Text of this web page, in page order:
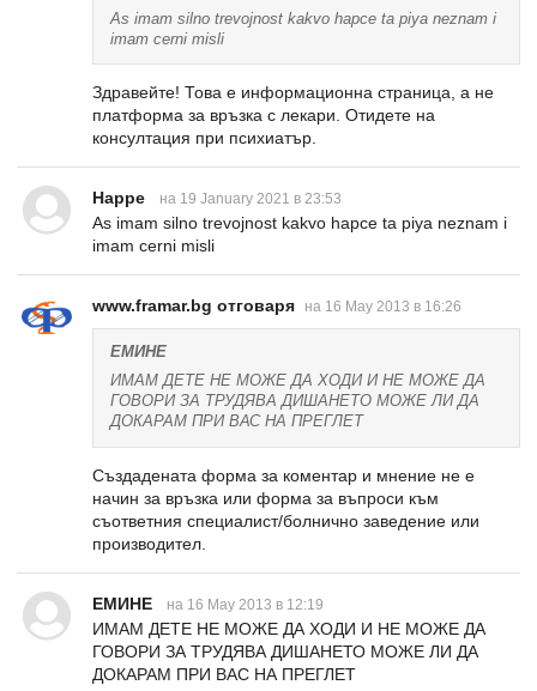
As imam silno trevojnost kakvo hapce ta piya neznam i
imam cerni misli
Здравейте! Това е информационна страница, а не
платформа за връзка с лекари. Отидете на
консултация при психиатър.
Happe на 19 January 2021 в 23:53
As imam silno trevojnost kakvo hapce ta piya neznam i
imam cerni misli
www.framar.bg отговаря на 16 May 2013 в 16:26
ЕМИНЕ
ИМАМ ДЕТЕ НЕ МОЖЕ ДА ХОДИ И НЕ МОЖЕ ДА
ГОВОРИ ЗА ТРУДЯВА ДИШАНЕТО МОЖЕ ЛИ ДА
ДОКАРАМ ПРИ ВАС НА ПРЕГЛЕТ
Създадената форма за коментар и мнение не е
начин за връзка или форма за въпроси към
съответния специалист/болнично заведение или
производител.
ЕМИНЕ на 16 May 2013 в 12:19
ИМАМ ДЕТЕ НЕ МОЖЕ ДА ХОДИ И НЕ МОЖЕ ДА
ГОВОРИ ЗА ТРУДЯВА ДИШАНЕТО МОЖЕ ЛИ ДА
ДОКАРАМ ПРИ ВАС НА ПРЕГЛЕТ